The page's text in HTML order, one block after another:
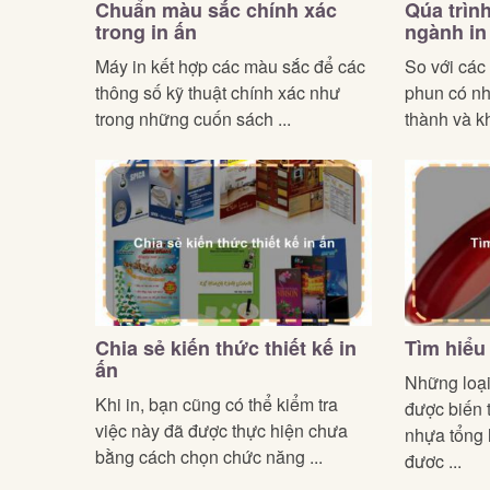
Chuẩn màu sắc chính xác
trong in ấn
Máy in kết hợp các màu sắc để các
thông số kỹ thuật chính xác như
trong những cuốn sách ...
Qúa
ngành in
So với
phun có
thành và
Chia sẻ kiến thức thiết kế in
ấn
Khi in, bạn cũng có thể kiểm tra
việc này đã được thực hiện chưa
bằng cách chọn chức năng ...
Tìm
Những
được biến
nhựa
đươc ...